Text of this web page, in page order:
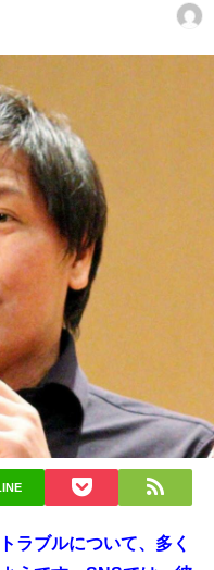
ラブルについて、多く